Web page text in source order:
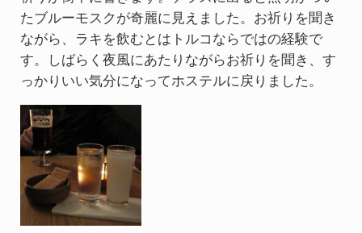
たブルーモスクが奇麗に見えました。お祈りを聞き
ながら、ラキを飲むとはトルコならではの経験で
す。しばらく夜風にあたりながらお祈りを聞き、す
っかりいい気分になってホステルに戻りました。